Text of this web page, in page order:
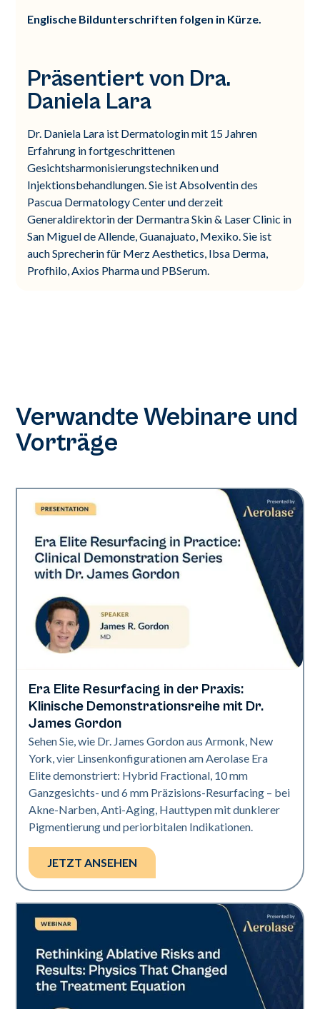
Englische Bildunterschriften folgen in Kürze.
Präsentiert von Dra.
Daniela Lara
Dr. Daniela Lara ist Dermatologin mit 15 Jahren
Erfahrung in fortgeschrittenen
Gesichtsharmonisierungstechniken und
Injektionsbehandlungen. Sie ist Absolventin des
Pascua Dermatology Center und derzeit
Generaldirektorin der Dermantra Skin & Laser Clinic in
San Miguel de Allende, Guanajuato, Mexiko. Sie ist
auch Sprecherin für Merz Aesthetics, Ibsa Derma,
Profhilo, Axios Pharma und PBSerum.
Verwandte Webinare und
Vorträge
Era Elite
Era Elite Resurfacing in der Praxis:
Klinische Demonstrationsreihe mit Dr.
James Gordon
Sehen Sie, wie Dr. James Gordon aus Armonk, New
York, vier Linsenkonfigurationen am Aerolase Era
Elite demonstriert: Hybrid Fractional, 10 mm
Ganzgesichts- und 6 mm Präzisions-Resurfacing – bei
Akne-Narben, Anti-Aging, Hauttypen mit dunklerer
Pigmentierung und periorbitalen Indikationen.
JETZT ANSEHEN